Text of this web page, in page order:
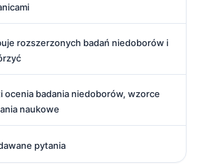
rozszerzonych badań niedoborów i
ocenia badania niedoborów, wzorce
naukowe
pytania